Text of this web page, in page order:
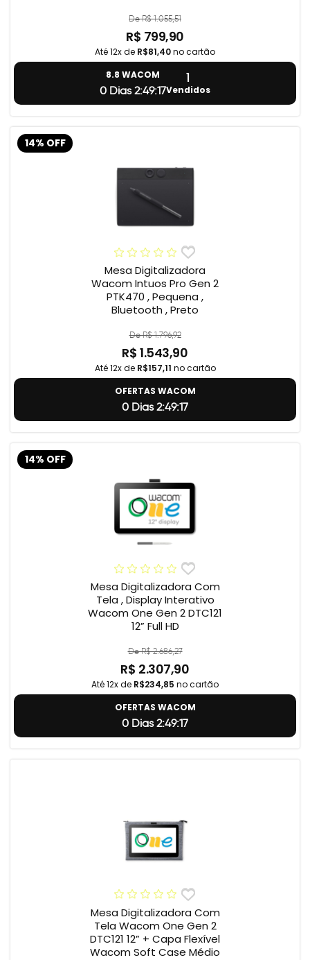
De R$ 1.055,51
R$ 799,90
Até 12x de R$81,40no cartão
8.8 WACOM
0 Dias 2:49:17
1
Vendidos
14% OFF
Mesa Digitalizadora
Wacom Intuos Pro Gen 2
PTK470 , Pequena ,
Bluetooth , Preto
De R$ 1.796,92
R$ 1.543,90
Até 12x de R$157,11 no cartão
OFERTAS WACOM
0 Dias 2:49:17
14% OFF
Mesa Digitalizadora Com
Tela , Display Interativo
Wacom One Gen 2 DTC121
12” Full HD
De R$ 2.686,27
R$ 2.307,90
Até 12x de R$234,85 no cartão
OFERTAS WACOM
0 Dias 2:49:17
Mesa Digitalizadora Com
Tela Wacom One Gen 2
DTC121 12” + Capa Flexível
Wacom Soft Case Médio